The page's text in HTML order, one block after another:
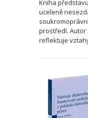
Kniha
uceleně
prostředí. Autor
reflektuje